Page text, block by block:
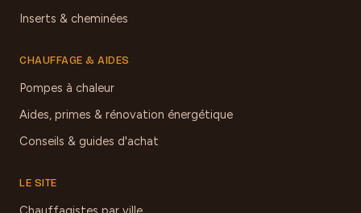
Inserts & cheminées
CHAUFFAGE & AIDES
Pompes à chaleur
Aides, primes & rénovation énergétique
Conseils & guides d'achat
LE SITE